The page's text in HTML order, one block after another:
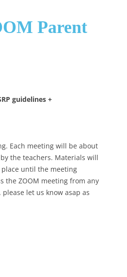
Parent
guidelines +
Each meeting will be about
the teachers. Materials will
until the meeting
the ZOOM meeting from any
let us know asap as